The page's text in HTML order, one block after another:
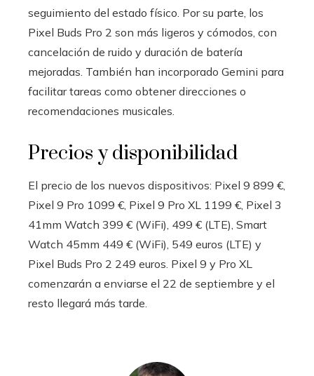
seguimiento del estado físico. Por su parte, los
Pixel Buds Pro 2 son más ligeros y cómodos, con
cancelación de ruido y duración de batería
mejoradas. También han incorporado Gemini para
facilitar tareas como obtener direcciones o
recomendaciones musicales.
Precios y disponibilidad
El precio de los nuevos dispositivos: Pixel 9 899 €,
Pixel 9 Pro 1099 €, Pixel 9 Pro XL 1199 €, Pixel 3
41mm Watch 399 € (WiFi), 499 € (LTE), Smart
Watch 45mm 449 € (WiFi), 549 euros (LTE) y
Pixel Buds Pro 2 249 euros. Pixel 9 y Pro XL
comenzarán a enviarse el 22 de septiembre y el
resto llegará más tarde.